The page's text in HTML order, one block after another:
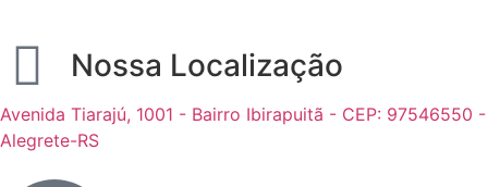
Nossa Localização
Avenida Tiarajú, 1001 - Bairro Ibirapuitã - CEP: 97546550 -
Alegrete-RS